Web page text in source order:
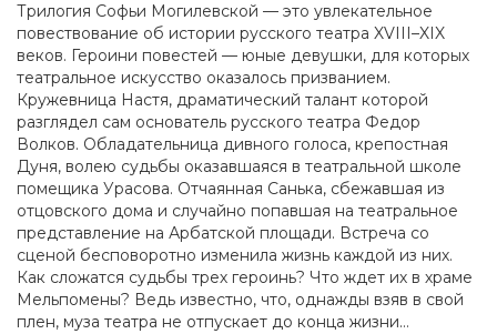
Трилогия Софьи Могилевской — это увлекательное
повествование об истории русского театра XVIII–XIX
веков. Героини повестей — юные девушки, для которых
театральное искусство оказалось призванием.
Кружевница Настя, драматический талант которой
разглядел сам основатель русского театра Федор
Волков. Обладательница дивного голоса, крепостная
Дуня, волею судьбы оказавшаяся в театральной школе
помещика Урасова. Отчаянная Санька, сбежавшая из
отцовского дома и случайно попавшая на театральное
представление на Арбатской площади. Встреча со
сценой бесповоротно изменила жизнь каждой из них.
Как сложатся судьбы трех героинь? Что ждет их в храме
Мельпомены? Ведь известно, что, однажды взяв в свой
плен, муза театра не отпускает до конца жизни…